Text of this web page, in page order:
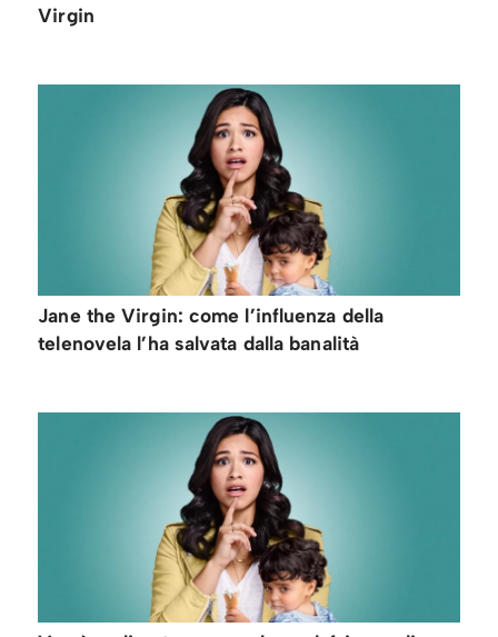
Virgin
Jane the Virgin: come l’influenza della
telenovela l’ha salvata dalla banalità